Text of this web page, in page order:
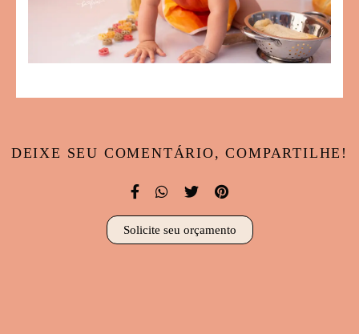
DEIXE SEU COMENTÁRIO, COMPARTILHE!
Solicite seu orçamento